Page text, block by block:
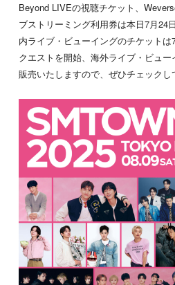
Beyond LIVEの視聴チケット、
ブストリーミング利用券は本日7月24
内ライブ・ビューイングのチケットは
クエストを開始、海外ライブ・ビュ
販売いたしますので、ぜひチェックし